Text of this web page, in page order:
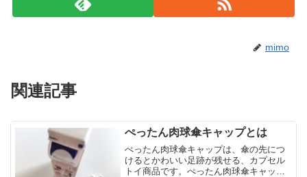
mimo
関連記事
ぺったん肉球傘キャップとは
ぺったん肉球傘キャップは、傘の先につ
けるとかわいい足跡が残せる、カプセル
トイ商品です。ぺったん肉球傘キャップ